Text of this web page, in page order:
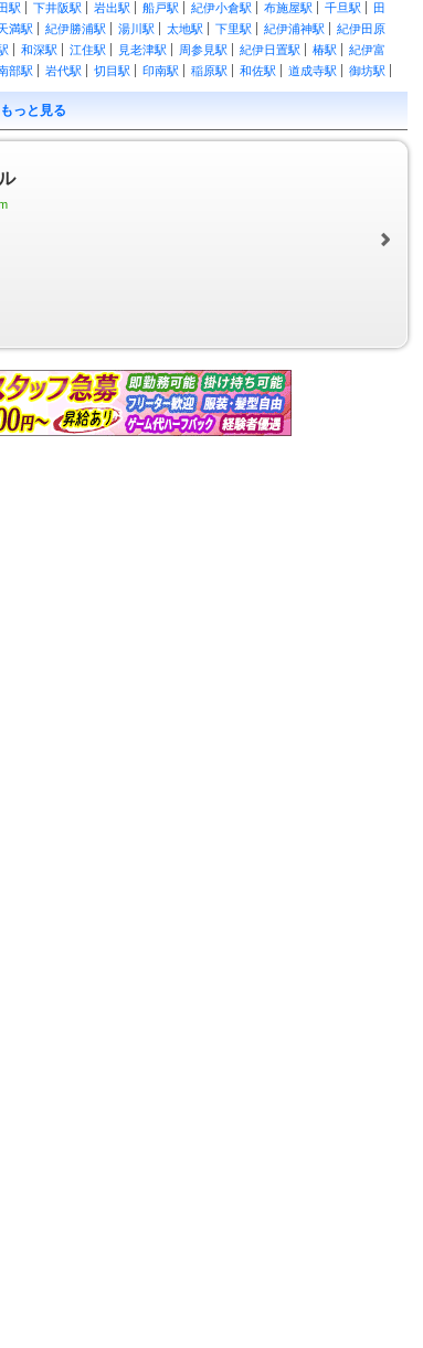
駅 下井阪駅 岩出駅 船戸駅 紀伊小倉駅 布施屋駅 千旦駅
田
満駅 紀伊勝浦駅 湯川駅 太地駅 下里駅 紀伊浦神駅
紀伊田原
和深駅 江住駅 見老津駅 周参見駅 紀伊日置駅 椿駅
紀伊富
部駅 岩代駅 切目駅 印南駅 稲原駅 和佐駅 道成寺駅
御坊駅
紀伊宮原駅 箕島駅 初島駅 下津駅 加茂郷駅 冷水浦駅
海南駅
和歌山大学前駅
都市駅 御幸辻駅 紀伊清水駅 学文路駅 九度山駅 高野下駅
下
もっと見る